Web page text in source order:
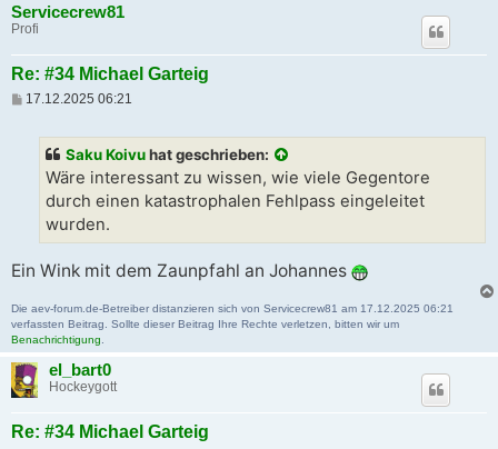
Servicecrew81
Profi
Re: #34 Michael Garteig
B17.12.2025 06:21
Saku Koivuhat geschrieben:
Wäre interessant zu wissen, wie viele Gegentore
durch einen katastrophalen Fehlpass eingeleitet
wurden.
Ein Wink mit dem Zaunpfahl an Johannes
Die aev-forum.de-Betreiber distanzieren sich von Servicecrew81 am 17.12.2025 06:21
verfassten Beitrag. Sollte dieser Beitrag Ihre Rechte verletzen, bitten wir um
Benachrichtigung.
el_bart0
Hockeygott
Re: #34 Michael Garteig